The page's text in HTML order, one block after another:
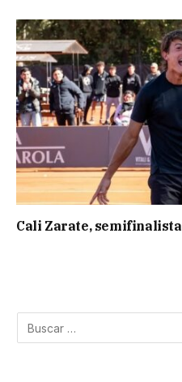
Cali Zarate,